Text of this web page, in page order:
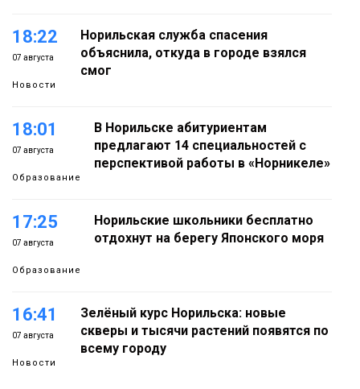
18:22
07 августа
Новости
Норильская служба спасения
объяснила, откуда в городе взялся
смог
18:01
07 августа
Образование
В Норильске абитуриентам
предлагают 14 специальностей с
перспективой работы в «Норникеле»
17:25
07 августа
Образование
Норильские школьники бесплатно
отдохнут на берегу Японского моря
16:41
07 августа
Новости
Зелёный курс Норильска: новые
скверы и тысячи растений появятся по
всему городу